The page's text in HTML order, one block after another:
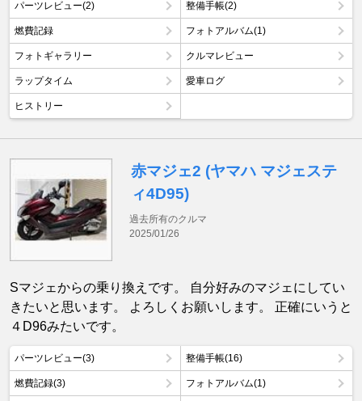
パーツレビュー(2) 整備手帳(2)
燃費記録 フォトアルバム(1)
フォトギャラリー クルマレビュー
ラップタイム 愛車ログ
ヒストリー
赤マジェ2 (ヤマハ マジェステ
ィ4D95)
過去所有のクルマ
2025/01/26
Sマジェからの乗り換えです。 自分好みのマジェにしてい
きたいと思います。 よろしくお願いします。 正確にいうと
４D96みたいです。
パーツレビュー(3) 整備手帳(16)
燃費記録(3) フォトアルバム(1)